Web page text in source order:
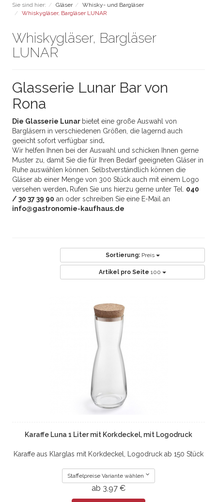
Sie sind hier: Gläser
Whisky- und Bargläser
Whiskygläser, Bargläser LUNAR
Whiskygläser, Bargläser
LUNAR
Glasserie Lunar Bar von
Rona
Die Glasserie Lunar bietet eine große Auswahl von
Bargläsern in verschiedenen Größen, die lagernd auch
geeicht sofort verfügbar sind.
Wir helfen Ihnen bei der Auswahl und schicken Ihnen gerne
Muster zu, damit Sie die für Ihren Bedarf geeigneten Gläser in
Ruhe auswählen können. Selbstverständlich können die
Gläser ab einer Menge von 300 Stück auch mit einem Logo
versehen werden. Rufen Sie uns hierzu gerne unter Tel. 040
/ 30 37 39 90 an oder schreiben Sie eine E-Mail an
info@gastronomie-kaufhaus.de
Sortierung: Preis
Artikel pro Seite 100
Karaffe Luna 1 Liter mit Korkdeckel, mit Logodruck
Karaffe aus Klarglas mit Korkdeckel, Logodruck ab 150 Stück
Staffelpreise Variante wählen
ab 3,97 €